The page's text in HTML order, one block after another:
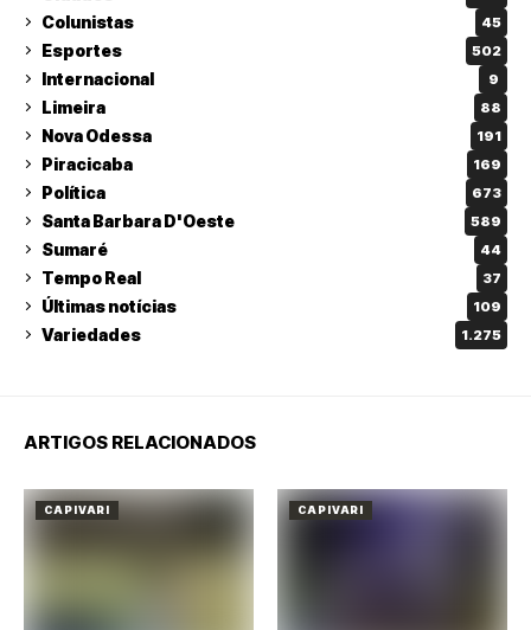
Colunistas 45
Esportes 502
Internacional 9
Limeira 88
Nova Odessa 191
Piracicaba 169
Política 673
Santa Barbara D'Oeste 589
Sumaré 44
Tempo Real 37
Últimas notícias 109
Variedades 1.275
ARTIGOS RELACIONADOS
CAPIVARI CAPIVARI